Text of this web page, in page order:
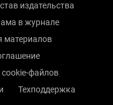
издательства
в журнале
материалов
файлов
Техподдержка